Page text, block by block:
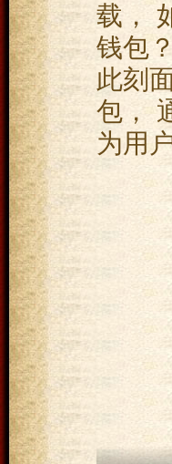
载，
钱包
此刻
包，
为用